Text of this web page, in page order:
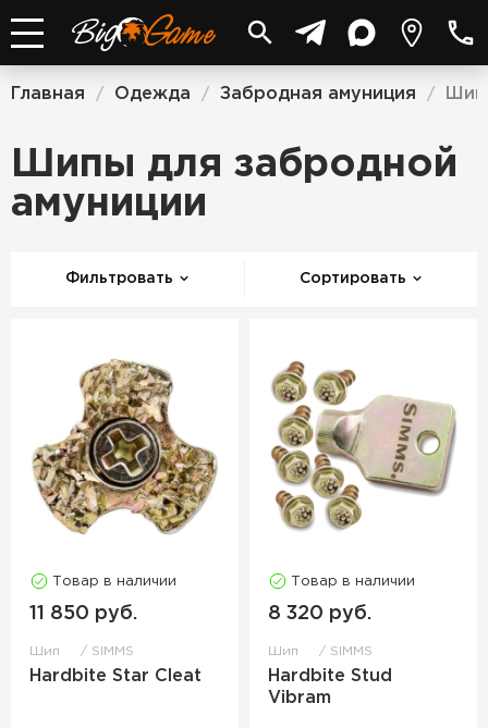
Главная / Одежда / Забродная амуниция /
Шипы для забродной
амуниции
Фильтровать Сортировать
Товар в наличии
11 850 руб.
Шип SIMMS
Hardbite Star Cleat
Товар в наличии
8 320 руб.
Шип SIMMS
Hardbite Stud
Vibram